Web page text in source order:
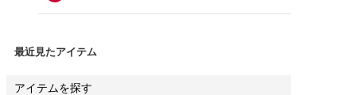
最近見たアイテム
アイテムを探す